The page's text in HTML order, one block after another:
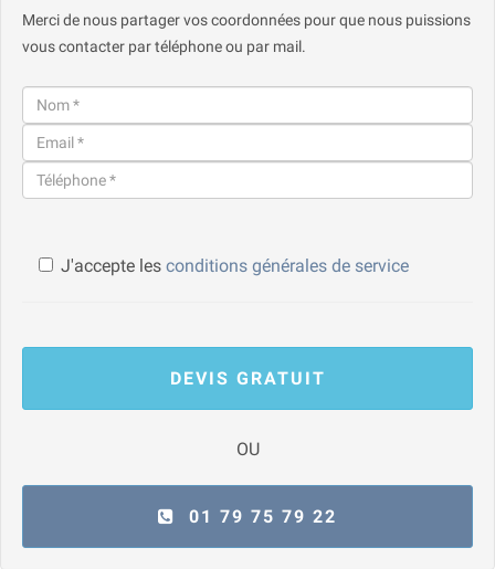
Merci de nous partager vos coordonnées pour que nous puissions
vous contacter par téléphone ou par mail.
J'accepte les conditions générales de service
DEVIS GRATUIT
OU
01 79 75 79 22